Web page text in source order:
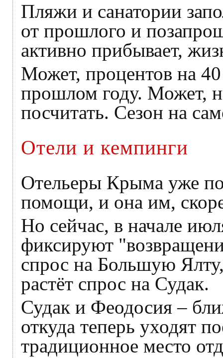
Пляжи и санатории
от прошлого и
активно прибывает,
Может, процентов на
прошлом году. Может,
посчитать. Сезон на
Отели и кемпинги
Отельеры Крыма уже
помощи, и она им,
Но сейчас, в начале
фиксируют
спрос на Большую
растёт спрос на Судак.
Судак и Феодосия –
откуда теперь уходят
традиционное место